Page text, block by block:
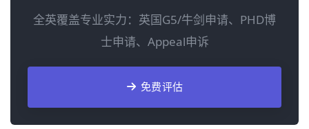
全英覆盖专业实力：英国G5/牛剑申请、PHD博
士申请、Appeal申诉
免费评估